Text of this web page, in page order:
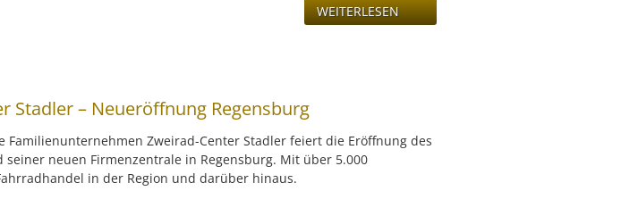
WEITERLESEN
Stadler – Neueröffnung Regensburg
Familienunternehmen Zweirad-Center Stadler feiert die Eröffnung des
seiner neuen Firmenzentrale in Regensburg. Mit über 5.000
in der Region und darüber hinaus.